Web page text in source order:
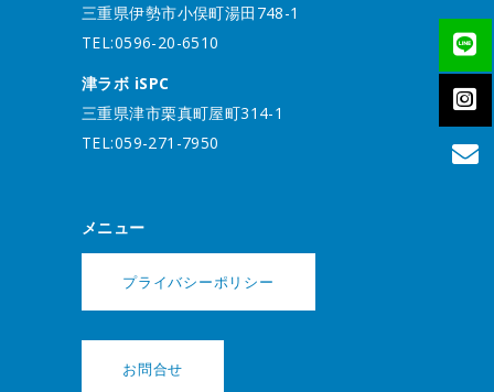
三重県伊勢市小俣町湯田748-1
TEL:0596-20-6510
津ラボ iSPC
三重県津市栗真町屋町314-1
TEL:059-271-7950
メニュー
プライバシーポリシー
お問合せ